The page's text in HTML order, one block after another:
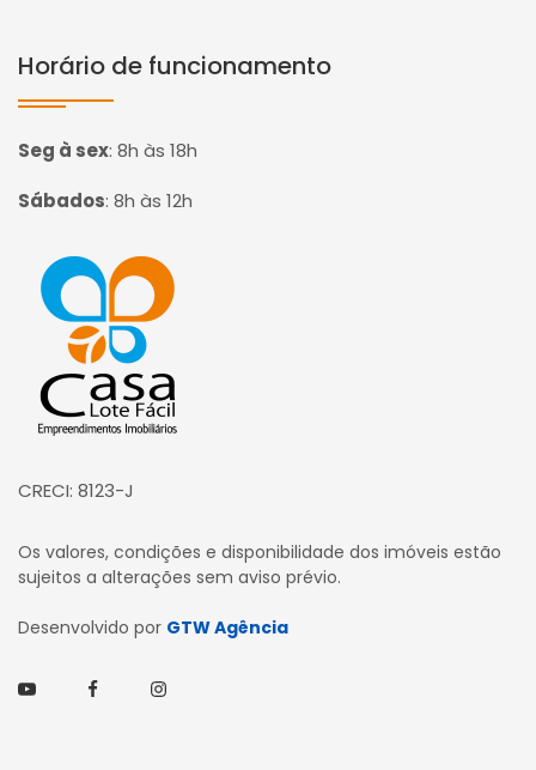
Horário de funcionamento
Seg à sex: 8h às 18h
Sábados: 8h às 12h
Página inicial
CRECI: 8123-J
Os valores, condições e disponibilidade dos imóveis estão
sujeitos a alterações sem aviso prévio.
Desenvolvido por GTW Agência
YoutubeFacebookInstagram